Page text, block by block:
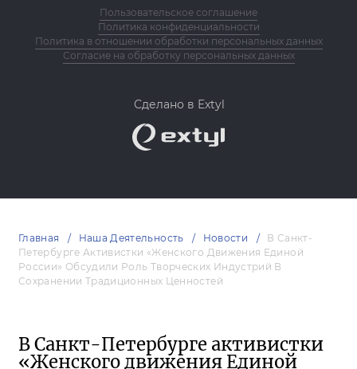
Пользовательское соглашение
Политика конфиденциальности
Политика в отношении обработки персональных данных
Согласие на обработку персональных данных
Сделано в Extyl
Главная Наша Деятельность Новости
В Санкт-
Петербурге Активистки «Женского Движения Единой
России» Обсудили Роль Творческих Индустрий В
Сохранении Традиционных Ценностей
В Санкт-Петербурге активистки
«Женского движения Единой